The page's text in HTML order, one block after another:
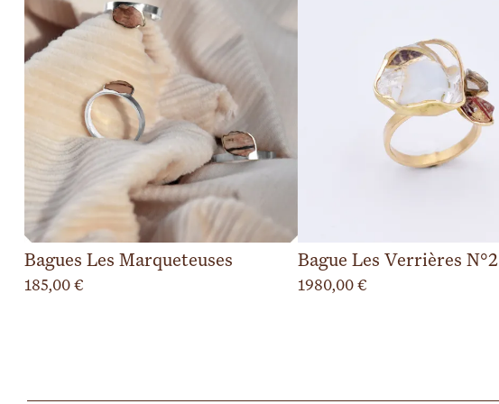
Bagues Les Marqueteuses
185,00 €
Bague Les Verrières N°2
1980,00€